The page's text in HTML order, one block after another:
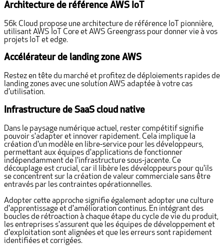
Architecture de référence AWS IoT
56k Cloud propose une architecture de référence IoT pionnière,
utilisant AWS IoT Core et AWS Greengrass pour donner vie à vos
projets IoT et edge.
Accélérateur de landing zone AWS
Restez en tête du marché et profitez de déploiements rapides de
landing zones avec une solution AWS adaptée à votre cas
d'utilisation.
Infrastructure de SaaS cloud native
Dans le paysage numérique actuel, rester compétitif signifie
pouvoir s'adapter et innover rapidement. Cela implique la
création d'un modèle en libre-service pour les développeurs,
permettant aux équipes d'applications de fonctionner
indépendamment de l'infrastructure sous-jacente. Ce
découplage est crucial, car il libère les développeurs pour qu'ils
se concentrent sur la création de valeur commerciale sans être
entravés par les contraintes opérationnelles.
Adopter cette approche signifie également adopter une culture
d'apprentissage et d'amélioration continus. En intégrant des
boucles de rétroaction à chaque étape du cycle de vie du produit,
les entreprises s'assurent que les équipes de développement et
d'exploitation sont alignées et que les erreurs sont rapidement
identifiées et corrigées.